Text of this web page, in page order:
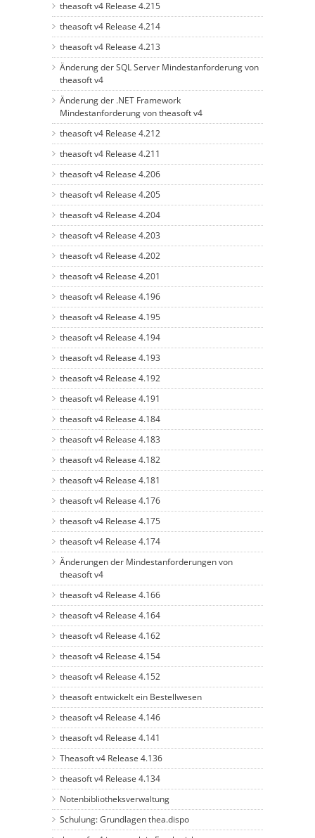
theasoft v4 Release 4.215
theasoft v4 Release 4.214
theasoft v4 Release 4.213
Änderung der SQL Server Mindestanforderung von
theasoft v4
Änderung der .NET Framework
Mindestanforderung von theasoft v4
theasoft v4 Release 4.212
theasoft v4 Release 4.211
theasoft v4 Release 4.206
theasoft v4 Release 4.205
theasoft v4 Release 4.204
theasoft v4 Release 4.203
theasoft v4 Release 4.202
theasoft v4 Release 4.201
theasoft v4 Release 4.196
theasoft v4 Release 4.195
theasoft v4 Release 4.194
theasoft v4 Release 4.193
theasoft v4 Release 4.192
theasoft v4 Release 4.191
theasoft v4 Release 4.184
theasoft v4 Release 4.183
theasoft v4 Release 4.182
theasoft v4 Release 4.181
theasoft v4 Release 4.176
theasoft v4 Release 4.175
theasoft v4 Release 4.174
Änderungen der Mindestanforderungen von
theasoft v4
theasoft v4 Release 4.166
theasoft v4 Release 4.164
theasoft v4 Release 4.162
theasoft v4 Release 4.154
theasoft v4 Release 4.152
theasoft entwickelt ein Bestellwesen
theasoft v4 Release 4.146
theasoft v4 Release 4.141
Theasoft v4 Release 4.136
theasoft v4 Release 4.134
Notenbibliotheksverwaltung
Schulung: Grundlagen thea.dispo